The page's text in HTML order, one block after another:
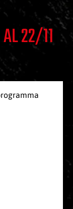
22/11